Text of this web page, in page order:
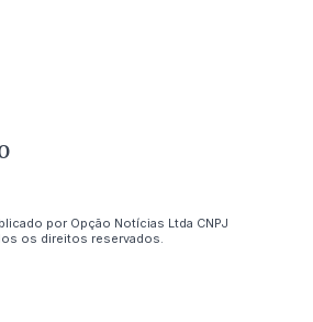
por Opção Notícias Ltda CNPJ
os direitos reservados.